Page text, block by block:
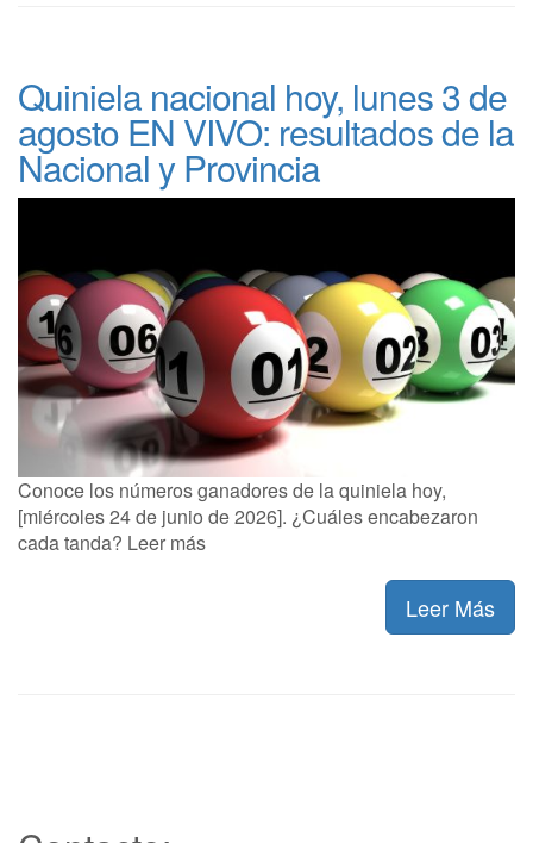
Quiniela nacional hoy, lunes 3 de
agosto EN VIVO: resultados de la
Nacional y Provincia
Conoce los números ganadores de la quiniela hoy,
[miércoles 24 de junio de 2026]. ¿Cuáles encabezaron
cada tanda? Leer más
Leer Más